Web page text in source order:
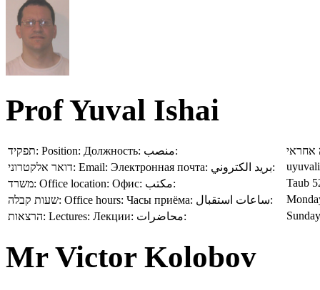
Prof Yuval Ishai
תפקיד: Position: Должность: منصب:
אחראי
דואר אלקטרוני: Email: Электронная почта: بريد الكتروني:
משרד: Office location: Офис: مكتب:
Taub
שעות קבלה: Office hours: Часы приёма: ساعات استقبال:
הרצאות: Lectures: Лекции: محاضرات:
Mr Victor Kolobov